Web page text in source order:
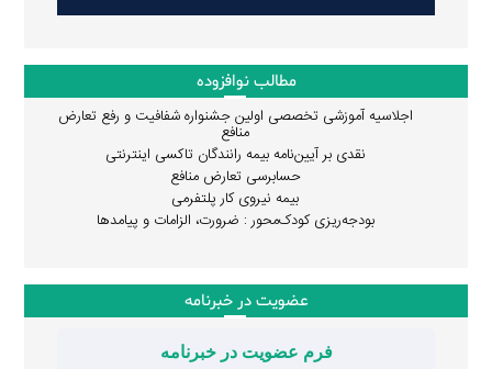
مطالب نوافزوده
اجلاسیه آموزشی تخصصی اولین جشنواره شفافیت و رفع تعارض
منافع
نقدی بر آیین‌نامه بیمه رانندگان تاکسی اینترنتی
حسابرسی تعارض منافع
بیمه نیروی کار پلتفرمی
بودجه‌ریزی کودک‌محور : ضرورت، الزامات و پیامدها
عضویت در خبرنامه
فرم عضویت در خبرنامه